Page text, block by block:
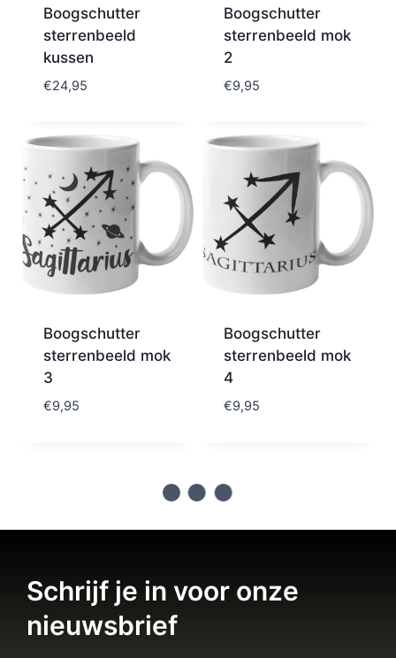
Boogschutter
sterrenbeeld
kussen
€24,95
Boogschutter
sterrenbeeld mok
2
€9,95
Boogschutter
sterrenbeeld mok
3
€9,95
Boogschutter
sterrenbeeld mok
4
€9,95
Schrijf je in voor onze
nieuwsbrief